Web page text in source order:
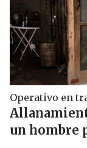
Operativo en
un hombre